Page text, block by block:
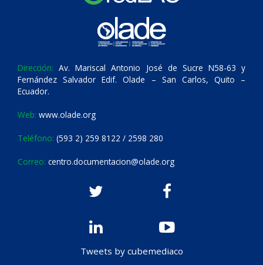
Dirección: Av. Mariscal Antonio José de Sucre N58-63 y
Fernández Salvador Edif. Olade – San Carlos, Quito –
Ecuador.
Web: www.olade.org
Teléfono: (593 2) 259 8122 / 2598 280
Correo: centro.documentacion@olade.org
Tweets by cubemediaco